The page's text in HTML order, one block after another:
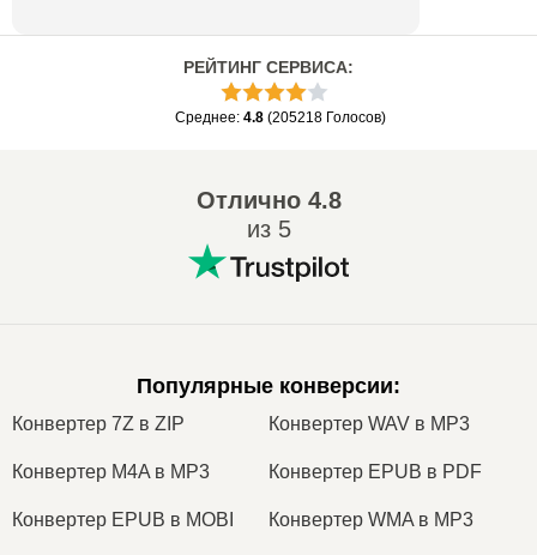
РЕЙТИНГ СЕРВИСА:
Среднее: 4.8 (205218 Голосов)
Отлично4.8
из 5
Популярные конверсии:
Конвертер 7Z в ZIP Конвертер WAV в MP3
Конвертер M4A в MP3 Конвертер EPUB в PDF
Конвертер EPUB в MOBI Конвертер WMA в MP3